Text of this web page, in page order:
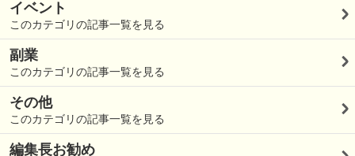
イベント
このカテゴリの記事一覧を見る
副業
このカテゴリの記事一覧を見る
その他
このカテゴリの記事一覧を見る
編集長お勧め